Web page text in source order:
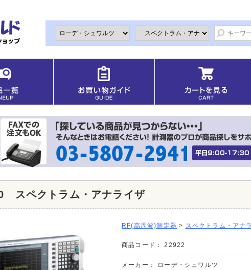
スペクトラム・アナライザ
RF(高周波)測定器 > スペクトラム・アナ
商品コード： 22922
メーカー：
ローデ・シュワルツ